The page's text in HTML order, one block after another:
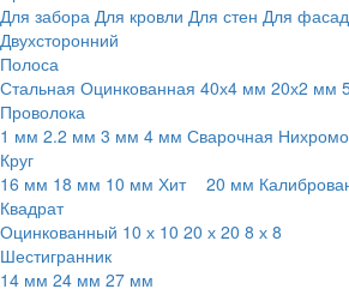
Для забора Для кровли Для стен Для
Двухсторонний
Полоса
Стальная Оцинкованная 40х4 мм 20х2 мм
Проволока
1 мм 2.2 мм 3 мм 4 мм Сварочная
Круг
16 мм 18 мм 10 мм Хит 20 мм
Квадрат
Оцинкованный 10 х 10 20 х 20 8 х 8
Шестигранник
14 мм 24 мм 27 мм